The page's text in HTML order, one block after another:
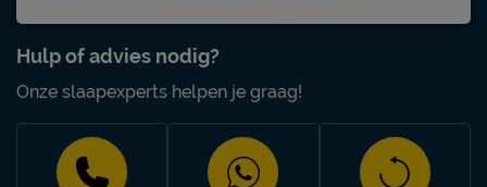
Hulp of advies nodig?
Onze slaapexperts helpen je graag!